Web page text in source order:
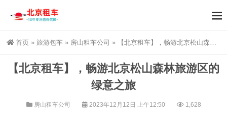
首页 » 旅游包车 » 房山租车公司 » 【北京租车】，畅游北京松山森林旅游区的绿意之旅
【北京租车】，畅游北京松山森林旅游区的
绿意之旅
房山租车公司 2023年12月12日 上午12:50 1,628